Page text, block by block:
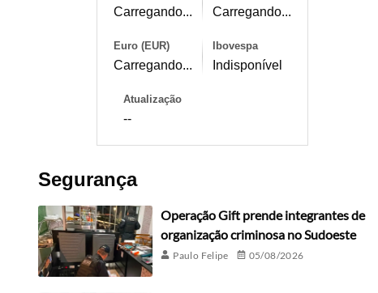
Carregando... Carregando...
Euro (EUR)
Carregando...
Ibovespa
Indisponível
Atualização
--
Segurança
Operação Gift prende integrantes de
organização criminosa no Sudoeste
Paulo Felipe 05/08/2026